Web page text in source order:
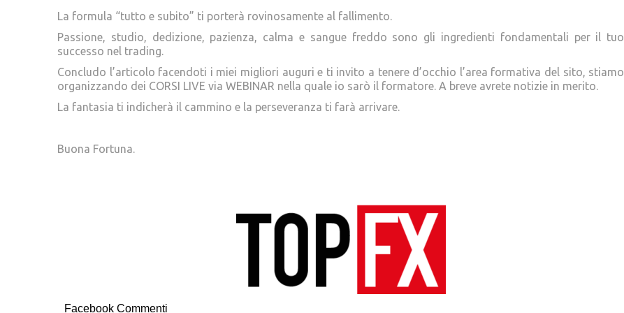
La formula “tutto e subito” ti porterà rovinosamente al fallimento.
Passione, studio, dedizione, pazienza, calma e sangue freddo sono gli ingredienti fondamentali per il tuo
successo nel trading.
Concludo l’articolo facendoti i miei migliori auguri e ti invito a tenere d’occhio l’area formativa del sito, stiamo
organizzando dei CORSI LIVE via WEBINAR nella quale io sarò il formatore. A breve avrete notizie in merito.
La fantasia ti indicherà il cammino e la perseveranza ti farà arrivare.
Buona Fortuna.
Facebook Commenti